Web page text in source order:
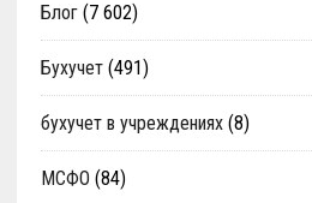
Блог(7 602)
Бухучет(491)
бухучет в учреждениях(8)
МСФО (84)